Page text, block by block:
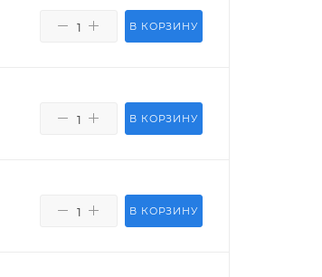
В КОРЗИНУ
В КОРЗИНУ
В КОРЗИНУ